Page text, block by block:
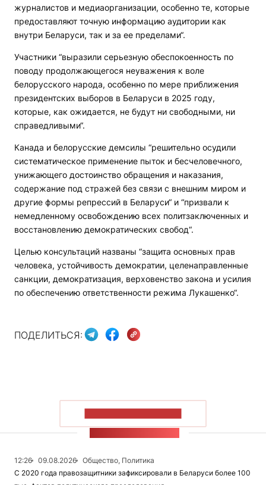
журналистов и медиаорганизации, особенно те, которые
предоставляют точную информацию аудитории как
внутри Беларуси, так и за ее пределами“.
Участники “выразили серьезную обеспокоенность по
поводу продолжающегося неуважения к воле
белорусского народа, особенно по мере приближения
президентских выборов в Беларуси в 2025 году,
которые, как ожидается, не будут ни свободными, ни
справедливыми“.
Канада и белорусские демсилы “решительно осудили
систематическое применение пыток и бесчеловечного,
унижающего достоинство обращения и наказания,
содержание под стражей без связи с внешним миром и
другие формы репрессий в Беларуси“ и “призвали к
немедленному освобождению всех политзаключенных и
восстановлению демократических свобод“.
Целью консультаций названы “защита основных прав
человека, устойчивость демократии, целенаправленные
санкции, демократизация, верховенство закона и усилия
по обеспечению ответственности режима Лукашенко“.
ПОДЕЛИТЬСЯ:
12:26 09.08.2026
Общество, Политика
С 2020 года правозащитники зафиксировали в Беларуси более 100